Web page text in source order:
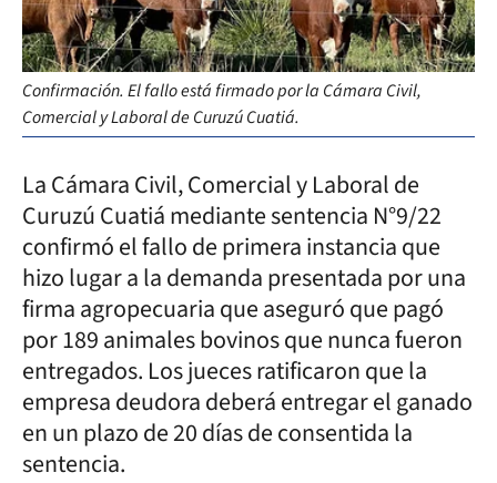
Confirmación. El fallo está firmado por la Cámara Civil,
Comercial y Laboral de Curuzú Cuatiá.
La Cámara Civil, Comercial y Laboral de
Curuzú Cuatiá mediante sentencia N°9/22
confirmó el fallo de primera instancia que
hizo lugar a la demanda presentada por una
firma agropecuaria que aseguró que pagó
por 189 animales bovinos que nunca fueron
entregados. Los jueces ratificaron que la
empresa deudora deberá entregar el ganado
en un plazo de 20 días de consentida la
sentencia.